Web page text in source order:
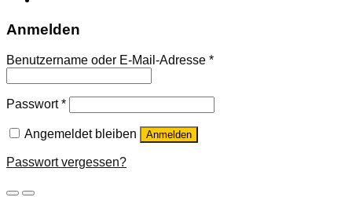
Anmelden
Benutzername oder E-Mail-Adresse *
Passwort*
Angemeldet bleiben Anmelden
Passwort vergessen?